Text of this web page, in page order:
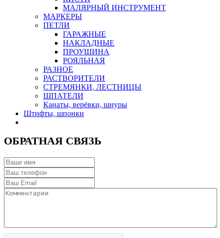
МАЛЯРНЫЙ ИНСТРУМЕНТ
МАРКЕРЫ
ПЕТЛИ
ГАРАЖНЫЕ
НАКЛАДНЫЕ
ПРОУШИНА
РОЯЛЬНАЯ
РАЗНОЕ
РАСТВОРИТЕЛИ
СТРЕМЯНКИ, ЛЕСТНИЦЫ
ШПАТЕЛИ
Канаты, верёвки, шнуры
Штифты, шпонки
ОБРАТНАЯ СВЯЗЬ